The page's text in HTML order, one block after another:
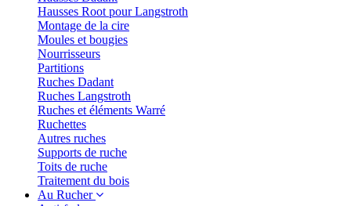
Hausses Root pour Langstroth
Montage de la cire
Moules et bougies
Nourrisseurs
Partitions
Ruches Dadant
Ruches Langstroth
Ruches et éléments Warré
Ruchettes
Autres ruches
Supports de ruche
Toits de ruche
Traitement du bois
Au Rucher